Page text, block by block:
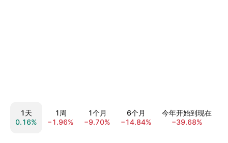
1天
0.16%
1周
−1.96%
1个月
−9.70%
6个月
−14.84%
今年开始到现在
−39.68%